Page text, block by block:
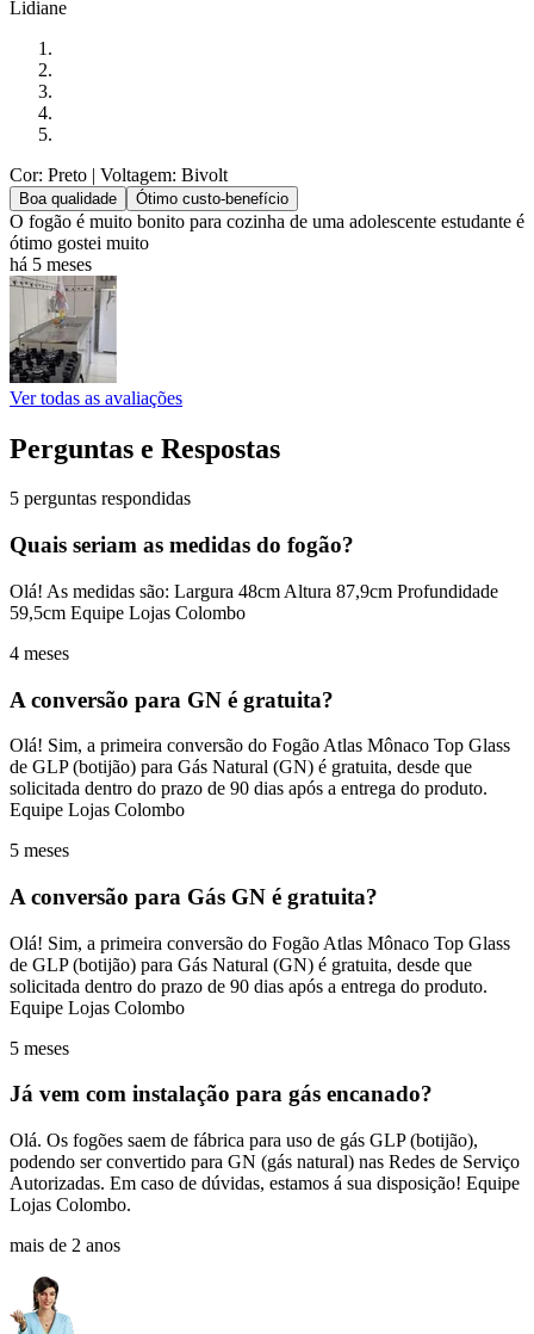
Lidiane
Cor: Preto | Voltagem: Bivolt
Boa qualidade Ótimo custo-benefício
O fogão é muito bonito para cozinha de uma adolescente estudante é
ótimo gostei muito
há 5 meses
Ver todas as avaliações
Perguntas e Respostas
5 perguntas respondidas
Quais seriam as medidas do fogão?
Olá! As medidas são: Largura 48cm Altura 87,9cm Profundidade
59,5cm Equipe Lojas Colombo
4 meses
A conversão para GN é gratuita?
Olá! Sim, a primeira conversão do Fogão Atlas Mônaco Top Glass
de GLP (botijão) para Gás Natural (GN) é gratuita, desde que
solicitada dentro do prazo de 90 dias após a entrega do produto.
Equipe Lojas Colombo
5 meses
A conversão para Gás GN é gratuita?
Olá! Sim, a primeira conversão do Fogão Atlas Mônaco Top Glass
de GLP (botijão) para Gás Natural (GN) é gratuita, desde que
solicitada dentro do prazo de 90 dias após a entrega do produto.
Equipe Lojas Colombo
5 meses
Já vem com instalação para gás encanado?
Olá. Os fogões saem de fábrica para uso de gás GLP (botijão),
podendo ser convertido para GN (gás natural) nas Redes de Serviço
Autorizadas. Em caso de dúvidas, estamos á sua disposição! Equipe
Lojas Colombo.
mais de 2 anos